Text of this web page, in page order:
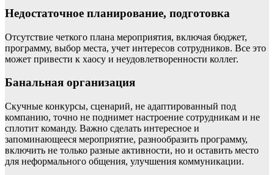
Недостаточное планирование, подготовка
Отсутствие четкого плана мероприятия, включая бюджет,
программу, выбор места, учет интересов сотрудников. Все это
может привести к хаосу и неудовлетворенности коллег.
Банальная организация
Скучные конкурсы, сценарий, не адаптированный под
компанию, точно не поднимет настроение сотрудникам и не
сплотит команду. Важно сделать интересное и
запоминающееся мероприятие, разнообразить программу,
включить не только разные активности, но и оставить место
для неформального общения, улучшения коммуникации.